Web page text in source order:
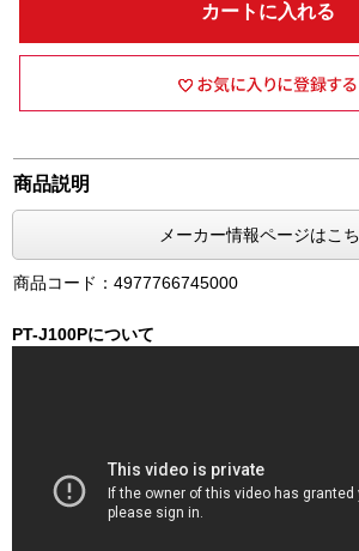
カートに入れる
商品説明
メーカー情報ページはこ
商品コード：4977766745000
PT-J100Pについて